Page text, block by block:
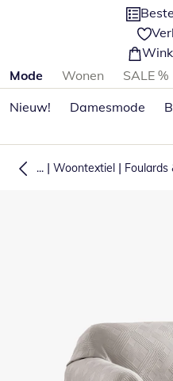
Productcategorieën overslaan
Mode Wonen SALE %
Nieuw!
Damesmode
... | Woontextiel | Foulards